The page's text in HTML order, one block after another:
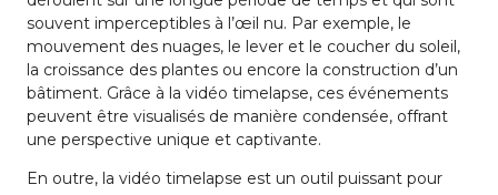
souvent imperceptibles à l’œil nu. Par exemple, le
mouvement des nuages, le lever et le coucher du soleil,
la croissance des plantes ou encore la construction d’un
bâtiment. Grâce à la vidéo timelapse, ces événements
peuvent être visualisés de manière condensée, offrant
une perspective unique et captivante.
En outre, la vidéo timelapse est un outil puissant pour